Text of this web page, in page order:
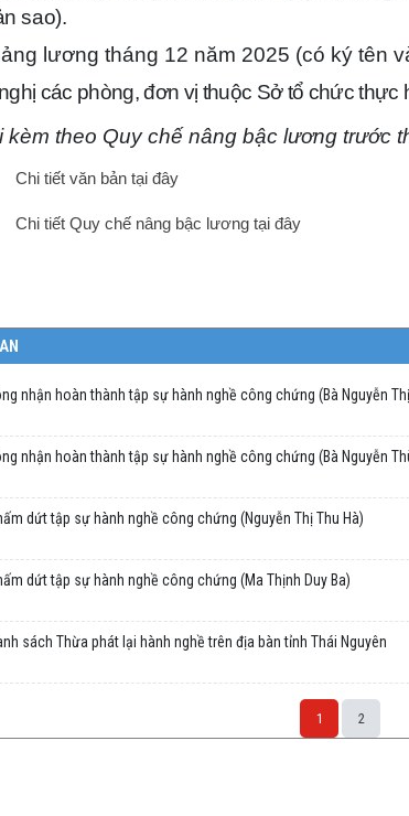
sao).
lương tháng 12 năm 2025 (có ký tên
các phòng, đơn vị thuộc Sở tổ chức thực
kèm theo Quy chế nâng bậc lương trước
Chi tiết văn bản tại đây
Chi tiết Quy chế nâng bậc lương tại đây
nhận hoàn thành tập sự hành nghề công chứng (Bà Nguyễn
nhận hoàn thành tập sự hành nghề công chứng (Bà Nguyễn
dứt tập sự hành nghề công chứng (Nguyễn Thị Thu Hà)
dứt tập sự hành nghề công chứng (Ma Thịnh Duy Ba)
sách Thừa phát lại hành nghề trên địa bàn tỉnh Thái Nguyên
1 2